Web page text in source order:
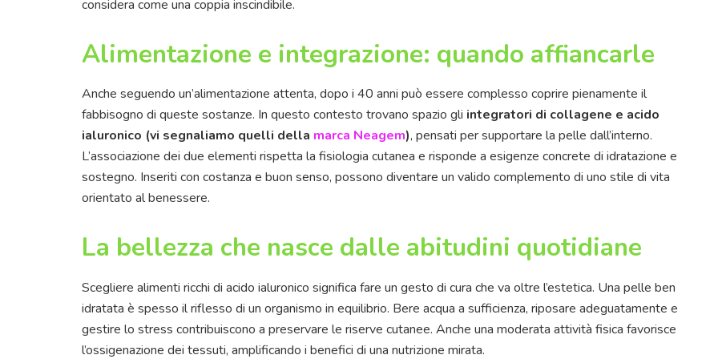
considera come una coppia inscindibile.
Alimentazione e integrazione: quando affiancarle
Anche seguendo un’alimentazione attenta, dopo i 40 anni può essere complesso coprire pienamente il
fabbisogno di queste sostanze. In questo contesto trovano spazio gli integratori di collagene e acido
ialuronico (vi segnaliamo quelli della marca Neagem), pensati per supportare la pelle dall’interno.
L’associazione dei due elementi rispetta la fisiologia cutanea e risponde a esigenze concrete di idratazione e
sostegno. Inseriti con costanza e buon senso, possono diventare un valido complemento di uno stile di vita
orientato al benessere.
La bellezza che nasce dalle abitudini quotidiane
Scegliere alimenti ricchi di acido ialuronico significa fare un gesto di cura che va oltre l’estetica. Una pelle ben
idratata è spesso il riflesso di un organismo in equilibrio. Bere acqua a sufficienza, riposare adeguatamente e
gestire lo stress contribuiscono a preservare le riserve cutanee. Anche una moderata attività fisica favorisce
l’ossigenazione dei tessuti, amplificando i benefici di una nutrizione mirata.